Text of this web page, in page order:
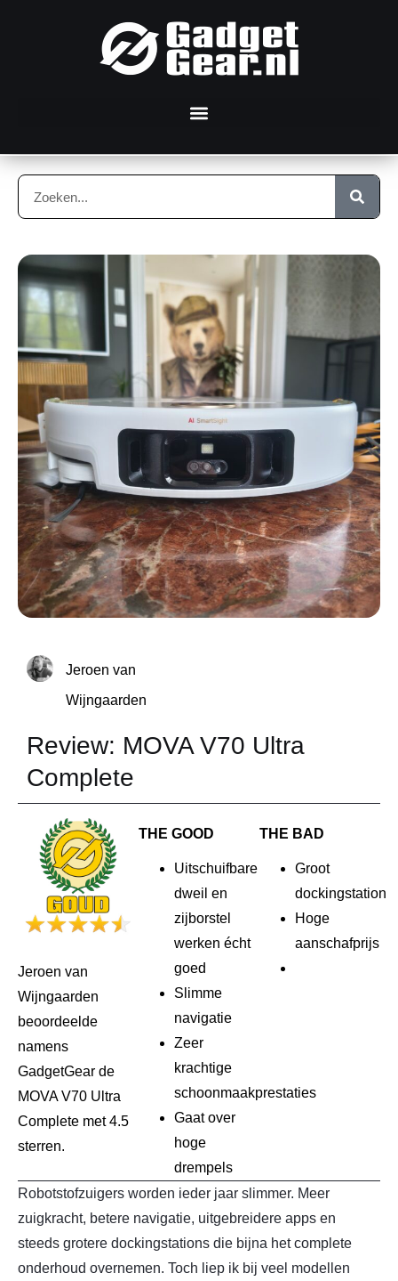
Jeroen van
Wijngaarden
Review: MOVA V70 Ultra
Complete
Jeroen van
Wijngaarden
beoordeelde
namens
GadgetGear de
MOVA V70 Ultra
Complete met 4.5
sterren.
THE GOOD
Uitschuifbare
dweil en
zijborstel
werken écht
goed
Slimme
navigatie
Zeer
krachtige
schoonmaakprestaties
Gaat over
hoge
drempels
THE BAD
Groot
dockingstation
Hoge
aanschafprijs
Robotstofzuigers worden ieder jaar slimmer. Meer
zuigkracht, betere navigatie, uitgebreidere apps en
steeds grotere dockingstations die bijna het complete
onderhoud overnemen. Toch liep ik bij veel modellen